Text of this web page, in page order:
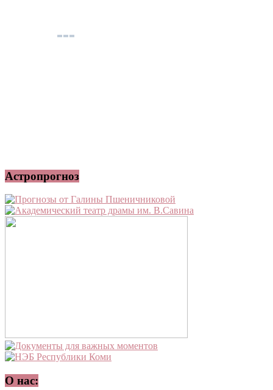
Астропрогноз
О нас: